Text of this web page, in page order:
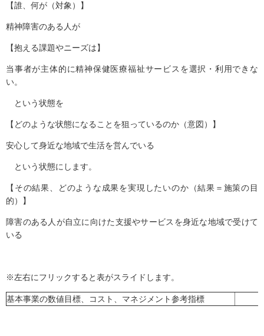
【誰、何が（対象）】
精神障害のある人が
【抱える課題やニーズは】
当事者が主体的に精神保健医療福祉サービスを選択・利用できな
い。
という状態を
【どのような状態になることを狙っているのか（意図）】
安心して身近な地域で生活を営んでいる
という状態にします。
【その結果、どのような成果を実現したいのか（結果＝施策の目
的）】
障害のある人が自立に向けた支援やサービスを身近な地域で受けて
いる
※左右にフリックすると表がスライドします。
基本事業の数値目標、コスト、マネジメント参考指標